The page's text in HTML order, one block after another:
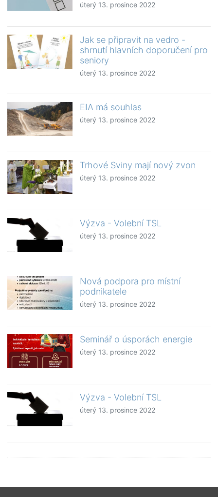
úterý 13. prosince 2022
Jak se připravit na vedro -
shrnutí hlavních doporučení pro
seniory
úterý 13. prosince 2022
EIA má souhlas
úterý 13. prosince 2022
Trhové Sviny mají nový zvon
úterý 13. prosince 2022
Výzva - Volební TSL
úterý 13. prosince 2022
Nová podpora pro místní
podnikatele
úterý 13. prosince 2022
Seminář o úsporách energie
úterý 13. prosince 2022
Výzva - Volební TSL
úterý 13. prosince 2022